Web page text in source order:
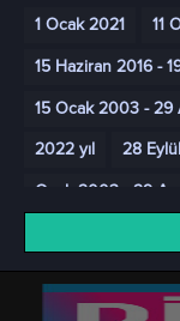
1 Ocak 2021 11
15 Haziran 2016 -
15 Ocak 2003 - 29
2022 yıl 28
Ocak 2003 - 29